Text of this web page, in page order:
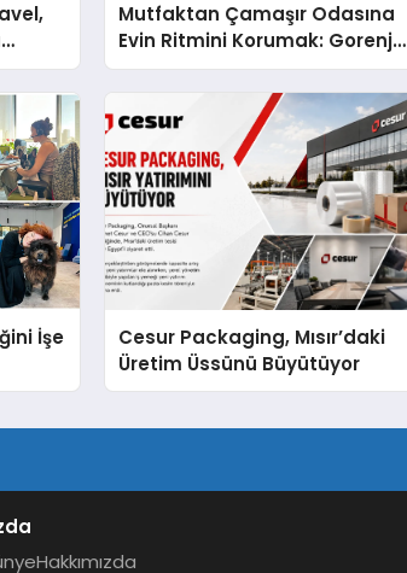
Mutfaktan Çamaşır Odasına
Evin Ritmini Korumak: Gorenje
Cihazlarında Dürüst Teknik
Destek Deneyimi
İşe
Cesur Packaging, Mısır’daki
Üretim Üssünü Büyütüyor
Hakkımızda